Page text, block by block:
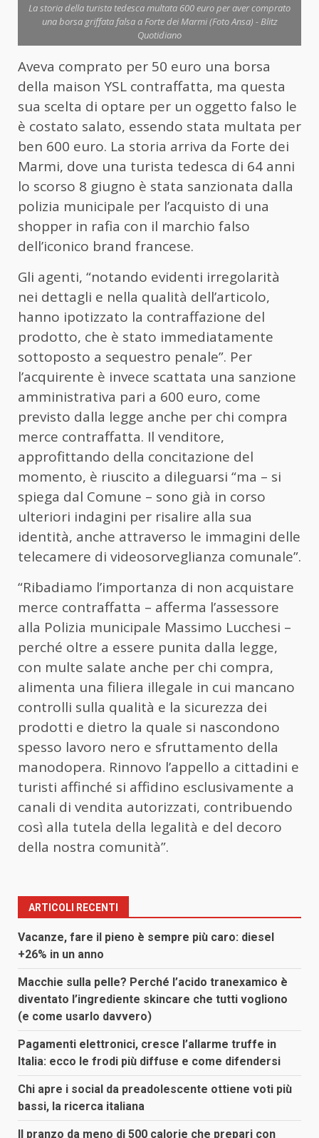
La storia della turista tedesca multata 600 euro per aver comprato
una borsa griffata falsa a Forte dei Marmi (Foto Ansa) - Blitz
Quotidiano
Aveva comprato per 50 euro una borsa
della maison YSL contraffatta, ma questa
sua scelta di optare per un oggetto falso le
è costato salato, essendo stata multata per
ben 600 euro. La storia arriva da Forte dei
Marmi, dove una turista tedesca di 64 anni
lo scorso 8 giugno è stata sanzionata dalla
polizia municipale per l’acquisto di una
shopper in rafia con il marchio falso
dell’iconico brand francese.
Gli agenti, “notando evidenti irregolarità
nei dettagli e nella qualità dell’articolo,
hanno ipotizzato la contraffazione del
prodotto, che è stato immediatamente
sottoposto a sequestro penale”. Per
l’acquirente è invece scattata una sanzione
amministrativa pari a 600 euro, come
previsto dalla legge anche per chi compra
merce contraffatta. Il venditore,
approfittando della concitazione del
momento, è riuscito a dileguarsi “ma – si
spiega dal Comune – sono già in corso
ulteriori indagini per risalire alla sua
identità, anche attraverso le immagini delle
telecamere di videosorveglianza comunale”.
“Ribadiamo l’importanza di non acquistare
merce contraffatta – afferma l’assessore
alla Polizia municipale Massimo Lucchesi –
perché oltre a essere punita dalla legge,
con multe salate anche per chi compra,
alimenta una filiera illegale in cui mancano
controlli sulla qualità e la sicurezza dei
prodotti e dietro la quale si nascondono
spesso lavoro nero e sfruttamento della
manodopera. Rinnovo l’appello a cittadini e
turisti affinché si affidino esclusivamente a
canali di vendita autorizzati, contribuendo
così alla tutela della legalità e del decoro
della nostra comunità”.
ARTICOLI RECENTI
Vacanze, fare il pieno è sempre più caro: diesel
+26% in un anno
Macchie sulla pelle? Perché l’acido tranexamico è
diventato l’ingrediente skincare che tutti vogliono
(e come usarlo davvero)
Pagamenti elettronici, cresce l’allarme truffe in
Italia: ecco le frodi più diffuse e come difendersi
Chi apre i social da preadolescente ottiene voti più
bassi, la ricerca italiana
Il pranzo da meno di 500 calorie che prepari con